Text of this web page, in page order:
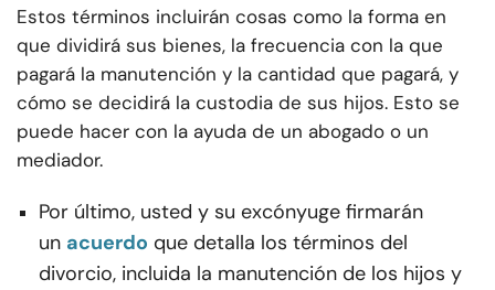
Estos términos incluirán cosas como la forma en
que dividirá sus bienes, la frecuencia con la que
pagará la manutención y la cantidad que pagará, y
cómo se decidirá la custodia de sus hijos. Esto se
puede hacer con la ayuda de un abogado o un
mediador.
Por último, usted y su excónyuge firmarán
un acuerdo que detalla los términos del
divorcio, incluida la manutención de los hijos y